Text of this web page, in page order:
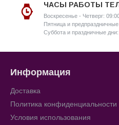
ЧАСЫ РАБОТЫ
Воскресенье - Четверг:
Пятница и
Суббота и праздничные
Информация
Доставка
Политика конфиденциальности
Условия использования